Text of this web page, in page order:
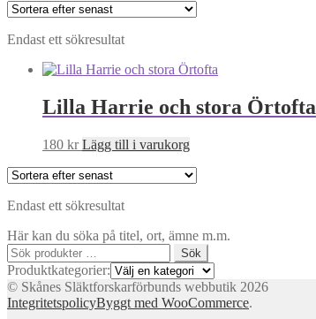
Endast ett sökresultat
Lilla Harrie och stora Örtofta
180 kr Lägg till i varukorg
Endast ett sökresultat
Här kan du söka på titel, ort, ämne m.m.
Sök
efter:
Sök
Produktkategorier:
© Skånes Släktforskarförbunds webbutik 2026
IntegritetspolicyByggt med WooCommerce.